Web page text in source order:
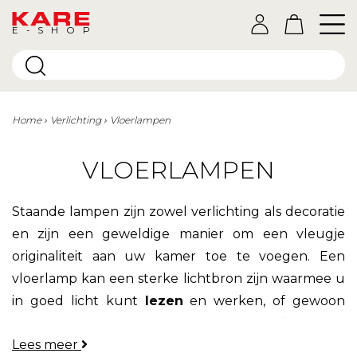
E-SHOP
Home Verlichting Vloerlampen
VLOERLAMPEN
Staande lampen zijn zowel verlichting als decoratie
en zijn een geweldige manier om een vleugje
originaliteit aan uw kamer toe te voegen. Een
vloerlamp kan een sterke lichtbron zijn waarmee u
in goed licht kunt lezen en werken, of gewoon
Sultan vloerlamp.
Lees meer